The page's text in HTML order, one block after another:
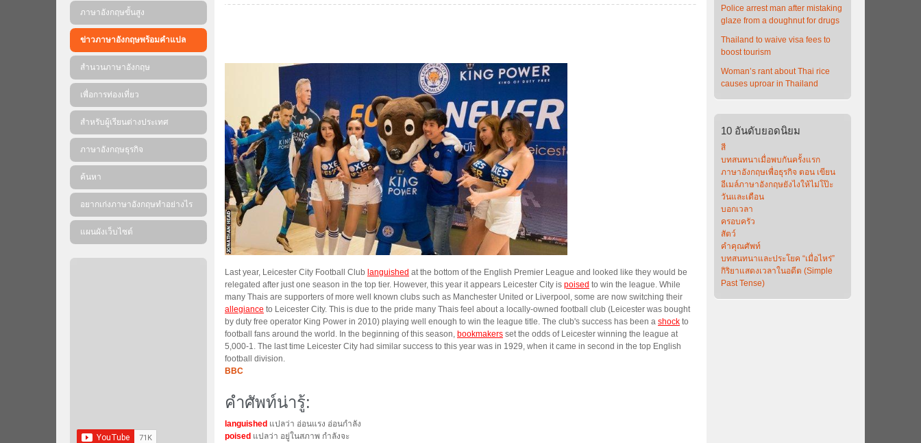
Last year, Leicester City Football Club languished at the bottom of the English Premier League and looked like they would be
relegated after just one season in the top tier. However, this year it appears Leicester City is poised to win the league. While
many Thais are supporters of more well known clubs such as Manchester United or Liverpool, some are now switching their
allegiance to Leicester City. This is due to the pride many Thais feel about a locally-owned football club (Leicester was bought
by duty free operator King Power in 2010) playing well enough to win the league title. The club's success has been a shock to
football fans around the world. In the beginning of this season, bookmakers set the odds of Leicester winning the league at
5,000-1. The last time Leicester City had similar success to this year was in 1929, when it came in second in the top English
football division.
BBC
คำศัพท์น่ารู้:
languished แปลว่า อ่อนแรง อ่อนกำลัง
poised แปลว่า อยู่ในสภาพ กำลังจะ
ภาษาอังกฤษขั้นสูง
ข่าวภาษาอังกฤษพร้อมคําแปล
สำนวนภาษาอังกฤษ
เพื่อการท่องเที่ยว
สำหรับผู้เรียนต่างประเทศ
ภาษาอังกฤษธุรกิจ
ค้นหา
อยากเก่งภาษาอังกฤษทำอย่างไร
แผนผังเว็บไซต์
Police arrest man after mistaking
glaze from a doughnut for drugs
Thailand to waive visa fees to
boost tourism
Woman’s rant about Thai rice
causes uproar in Thailand
10 อันดับยอดนิยม
สี
บทสนทนาเมื่อพบกันครั้งแรก
ภาษาอังกฤษเพื่อธุรกิจ ตอน เขียน
อีเมล์ภาษาอังกฤษยังไงให้ไม่โป๊ะ
วันและเดือน
บอกเวลา
ครอบครัว
สัตว์
คำคุณศัพท์
บทสนทนาและประโยค “เมื่อไหร่”
กิริยาแสดงเวลาในอดีต (Simple
Past Tense)